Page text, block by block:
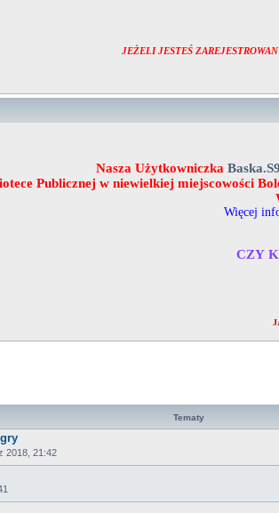
JEŻELI JESTEŚ
Nasza Użytkowniczka
Publicznej w niewielkiej miejscowości
Więcej
CZY
Tematy
2018, 21:42